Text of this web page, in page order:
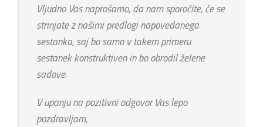
Vljudno Vas naprošamo, da nam sporočite, če se
strinjate z našimi predlogi napovedanega
sestanka, saj bo samo v takem primeru
sestanek konstruktiven in bo obrodil želene
sadove.
V upanju na pozitivni odgovor Vas lepo
pozdravljam,